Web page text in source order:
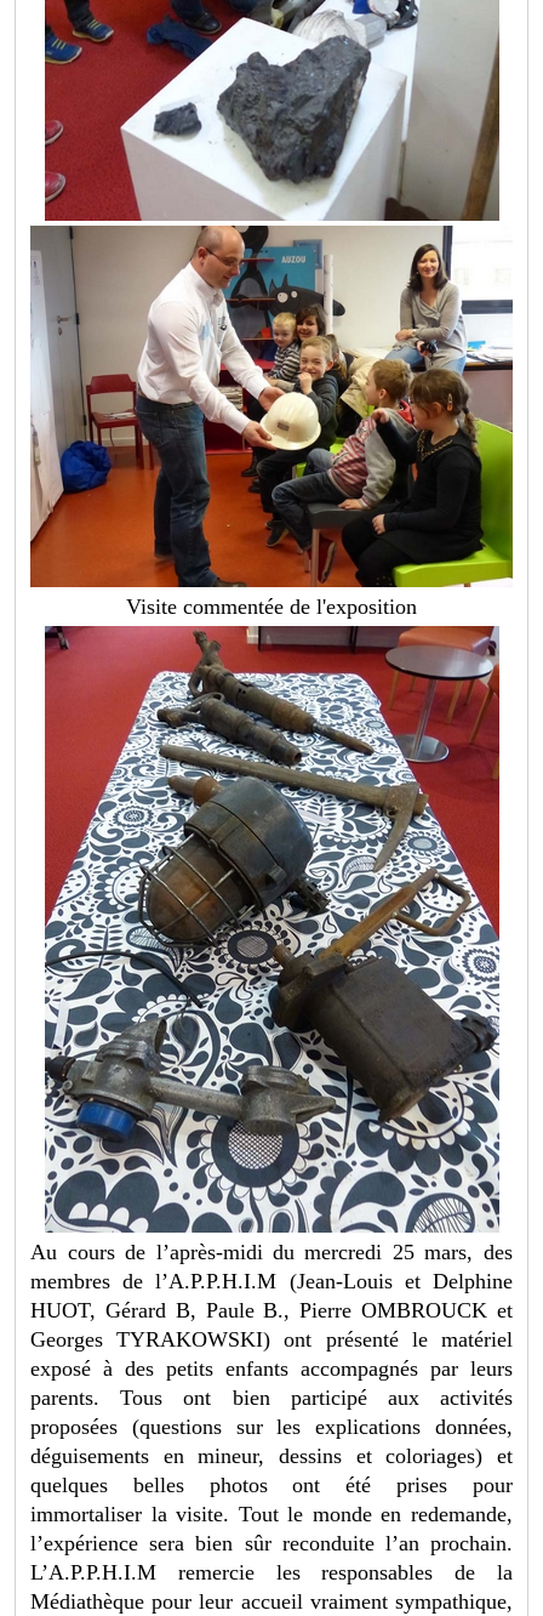
Visite commentée de l'exposition
Au cours de l’après-midi du mercredi 25 mars, des
membres de l’A.P.P.H.I.M (Jean-Louis et Delphine
HUOT, Gérard B, Paule B., Pierre OMBROUCK et
Georges TYRAKOWSKI) ont présenté le matériel
exposé à des petits enfants accompagnés par leurs
parents. Tous ont bien participé aux activités
proposées (questions sur les explications données,
déguisements en mineur, dessins et coloriages) et
quelques belles photos ont été prises pour
immortaliser la visite. Tout le monde en redemande,
l’expérience sera bien sûr reconduite l’an prochain.
L’A.P.P.H.I.M remercie les responsables de la
Médiathèque pour leur accueil vraiment sympathique,